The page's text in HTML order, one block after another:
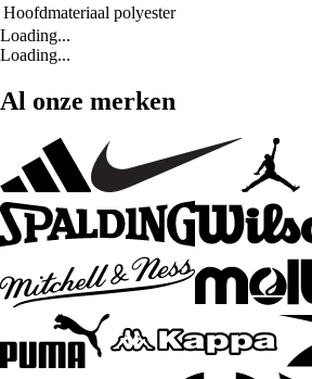
Hoofdmateriaal polyester
Loading...
Loading...
Al onze merken